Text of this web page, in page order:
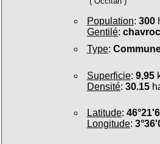
Population: 300
Gentilé:
Type:
Superficie: 9,95
Densité: 30.15
Latitude:
Longitude: